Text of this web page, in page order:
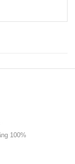
100%